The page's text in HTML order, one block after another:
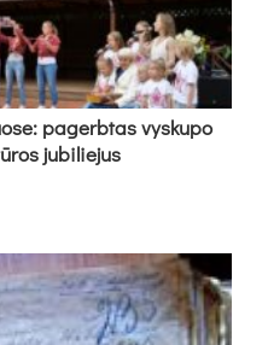
pa­gerb­tas vys­ku­po
ju­bi­lie­jus